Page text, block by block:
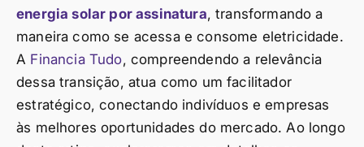
energia solar por assinatura, transformando a
maneira como se acessa e consome eletricidade.
A Financia Tudo, compreendendo a relevância
dessa transição, atua como um facilitador
estratégico, conectando indivíduos e empresas
às melhores oportunidades do mercado. Ao longo